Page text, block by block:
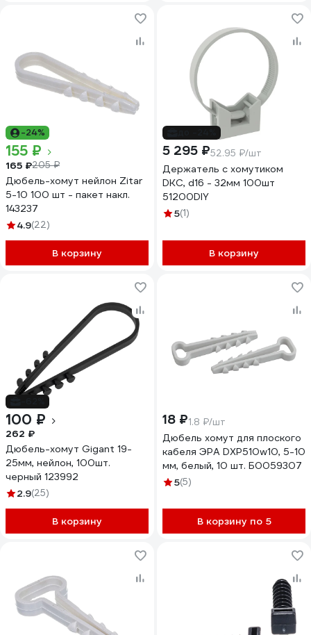
-24%
155 ₽
165 ₽205 ₽
Дюбель-хомут нейлон Zitar
5-10 100 шт - пакет накл.
143237
4.9(22)
В корзину
5 295 ₽52.95 ₽/шт
Держатель с хомутиком
DKC, d16 - 32мм 100шт
51200DIY
5(1)
В корзину
100 ₽
262 ₽
Дюбель-хомут Gigant 19-
25мм, нейлон, 100шт.
черный 123992
2.9(25)
В корзину
18 ₽1.8 ₽/шт
Дюбель хомут для плоского
кабеля ЭРА DXP510w10, 5-10
мм, белый, 10 шт. Б0059307
5(5)
В корзину по 5